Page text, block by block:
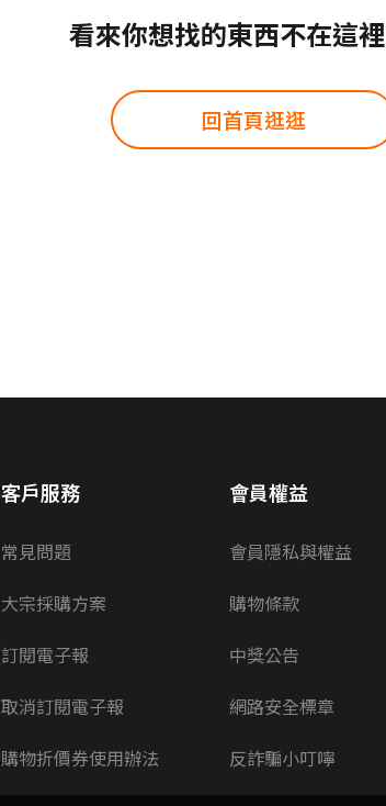
看來你想找的東西不在這
回首頁逛逛
客戶服務
常見問題
大宗採購方案
訂閱電子報
取消訂閱電子報
購物折價券使用辦法
會員權益
會員隱私與權益
購物條款
中獎公告
網路安全標章
反詐騙小叮嚀